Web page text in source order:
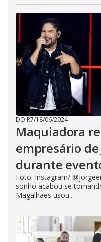
DO R7/18/06/2024
Maquiadora
empresário
durante
Foto: Instagram/
sonho acabou se
Magalhães usou...